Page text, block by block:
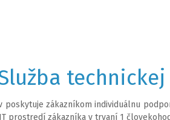
zákazníkom individuálnu
prostredí zákazníka v trvaní 1